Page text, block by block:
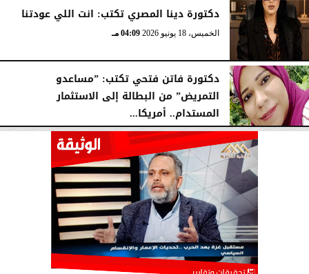
دكتورة دينا المصري تكتب: انت اللي عودتنا
الخميس، 18 يونيو 2026 04:09 مـ
دكتورة فاتن فتحي تكتب: ”مساعدو
التمريض” من البطالة إلى الاستثمار
المستدام.. أمريكا...
الأربعاء، 17 يونيو 2026 04:18 مـ